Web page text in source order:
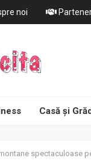
noi
Casă și
spectaculoase